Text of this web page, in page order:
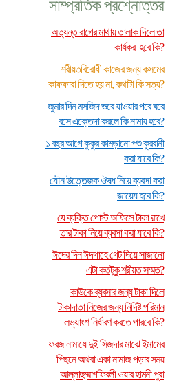
সাম্প্রতিক প্রশ্নোত্তর
অত্যন্ত রাগের মাথায় তালাক দিলে তা
কার্যকর হবে কি?
শরীয়তবিরোধী কাজের জন্য কসমের
কাফফারা দিতে হয় না, কথাটা কি সত্য?
জুমার দিন মসজিদ ভরে যাওয়ার পরে ঘরে
বসে এক্তেদা করলে কি নামায হবে?
১ বছর আগে কুকুর কামড়ানো পশু কুরবানী
করা যাবে কি?
যৌন উত্তেজক ঔষধ নিয়ে ব্যবসা করা
জায়েয হবে কি?
যে ব্যক্তি পোস্ট অফিসে টাকা রাখে
তার টাকা নিয়ে ব্যবসা করা যাবে কি?
ঈদের দিন ঈদগাহে গেট দিয়ে সাজানো
এটা কতটুকু শরীয়ত সম্মত?
কাউকে ব্যবসার জন্য টাকা দিলে
টাকাদাতা নিজের জন্য নির্দিষ্ট পরিমান
লভ্যাংশ নির্ধারণ করতে পারবে কি?
ফরজ নামাযে দুই সিজদার মাঝে ইমামের
পিছনে অথবা একা নামাজ পড়ার সময়
আল্লাহুম্মাগফিরলী ওয়ার হামনী পুরা